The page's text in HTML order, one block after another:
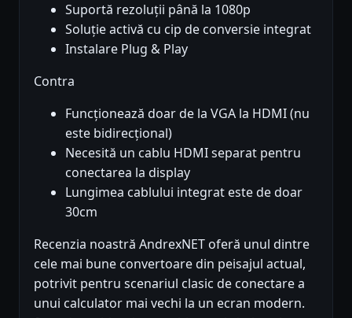
Suportă rezoluții până la 1080p
Soluție activă cu cip de conversie integrat
Instalare Plug & Play
Contra
Funcționează doar de la VGA la HDMI (nu
este bidirecțional)
Necesită un cablu HDMI separat pentru
conectarea la display
Lungimea cablului integrat este de doar
30cm
Recenzia noastră AndrexNET oferă unul dintre
cele mai bune convertoare din peisajul actual,
potrivit pentru scenariul clasic de conectare a
unui calculator mai vechi la un ecran modern.